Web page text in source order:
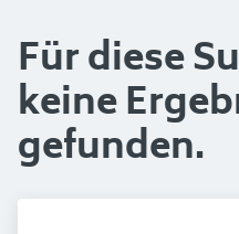
Für diese
keine
gefunden.